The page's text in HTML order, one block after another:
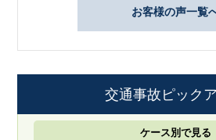
お客様の声一覧
交通事故ピック
ケース別で見る